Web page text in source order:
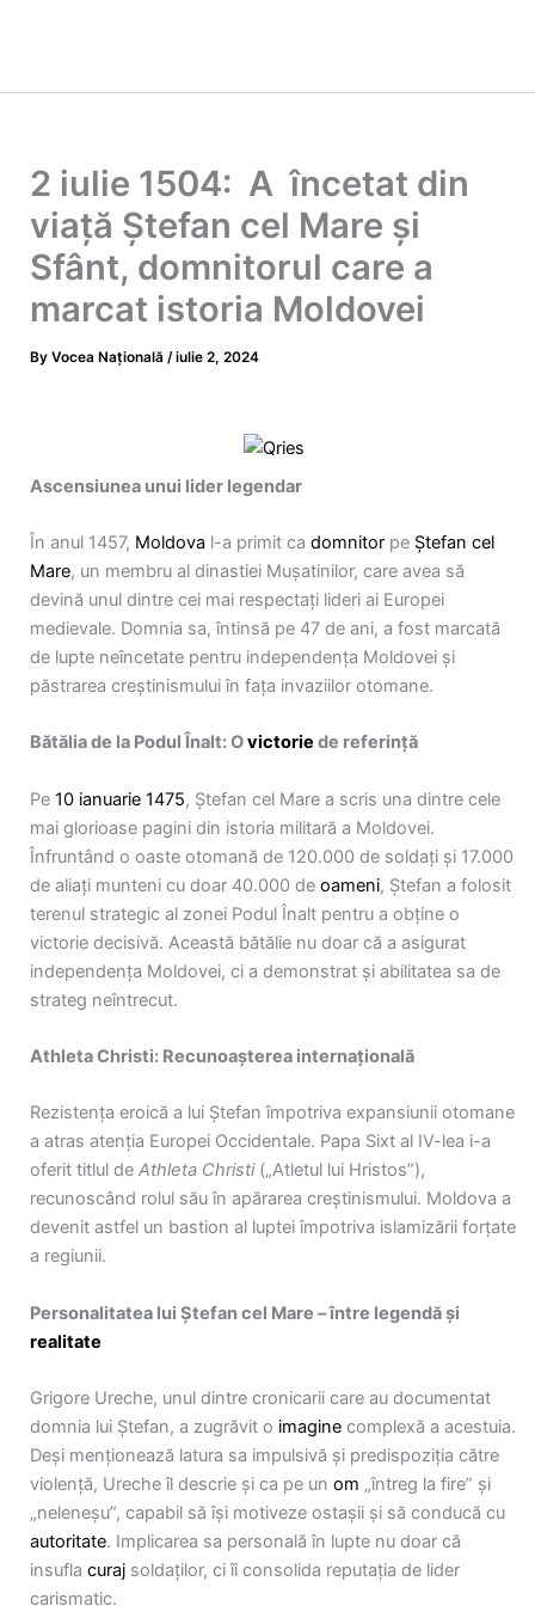
2 iulie 1504: A încetat din
viaţă Ştefan cel Mare și
Sfânt, domnitorul care a
marcat istoria Moldovei
By Vocea Națională /iulie 2, 2024
Ascensiunea unui lider legendar
În anul 1457, Moldova l-a primit ca domnitor pe Ștefan cel
Mare, un membru al dinastiei Mușatinilor, care avea să
devină unul dintre cei mai respectați lideri ai Europei
medievale. Domnia sa, întinsă pe 47 de ani, a fost marcată
de lupte neîncetate pentru independența Moldovei și
păstrarea creștinismului în fața invaziilor otomane.
Bătălia de la Podul Înalt: Ovictorie de referință
Pe 10 ianuarie 1475, Ștefan cel Mare a scris una dintre cele
mai glorioase pagini din istoria militară a Moldovei.
Înfruntând o oaste otomană de 120.000 de soldați și 17.000
de aliați munteni cu doar 40.000 de oameni, Ștefan a folosit
terenul strategic al zonei Podul Înalt pentru a obține o
victorie decisivă. Această bătălie nu doar că a asigurat
independența Moldovei, ci a demonstrat și abilitatea sa de
strateg neîntrecut.
Athleta Christi: Recunoașterea internațională
Rezistența eroică a lui Ștefan împotriva expansiunii otomane
a atras atenția Europei Occidentale. Papa Sixt al IV-lea i-a
oferit titlul de Athleta Christi(„Atletul lui Hristos”),
recunoscând rolul său în apărarea creștinismului. Moldova a
devenit astfel un bastion al luptei împotriva islamizării forțate
a regiunii.
Personalitatea lui Ștefan cel Mare – între legendă și
realitate
Grigore Ureche, unul dintre cronicarii care au documentat
domnia lui Ștefan, a zugrăvit o imagine complexă a acestuia.
Deși menționează latura sa impulsivă și predispoziția către
violență, Ureche îl descrie și ca pe un om „întreg la fire” și
„neleneșu”, capabil să își motiveze ostașii și să conducă cu
autoritate. Implicarea sa personală în lupte nu doar că
insufla curaj soldaților, ci îi consolida reputația de lider
carismatic.